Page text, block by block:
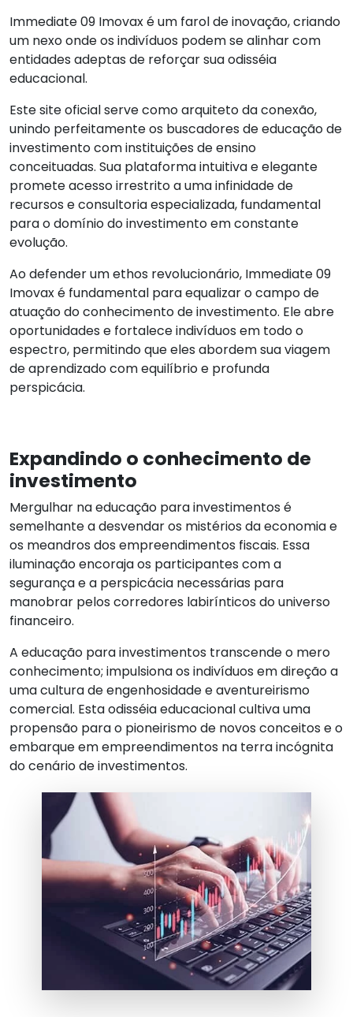
Immediate 09 Imovax é um farol de inovação, criando
um nexo onde os indivíduos podem se alinhar com
entidades adeptas de reforçar sua odisséia
educacional.
Este site oficial serve como arquiteto da conexão,
unindo perfeitamente os buscadores de educação de
investimento com instituições de ensino
conceituadas. Sua plataforma intuitiva e elegante
promete acesso irrestrito a uma infinidade de
recursos e consultoria especializada, fundamental
para o domínio do investimento em constante
evolução.
Ao defender um ethos revolucionário, Immediate 09
Imovax é fundamental para equalizar o campo de
atuação do conhecimento de investimento. Ele abre
oportunidades e fortalece indivíduos em todo o
espectro, permitindo que eles abordem sua viagem
de aprendizado com equilíbrio e profunda
perspicácia.
Expandindo o conhecimento de
investimento
Mergulhar na educação para investimentos é
semelhante a desvendar os mistérios da economia e
os meandros dos empreendimentos fiscais. Essa
iluminação encoraja os participantes com a
segurança e a perspicácia necessárias para
manobrar pelos corredores labirínticos do universo
financeiro.
A educação para investimentos transcende o mero
conhecimento; impulsiona os indivíduos em direção a
uma cultura de engenhosidade e aventureirismo
comercial. Esta odisséia educacional cultiva uma
propensão para o pioneirismo de novos conceitos e o
embarque em empreendimentos na terra incógnita
do cenário de investimentos.